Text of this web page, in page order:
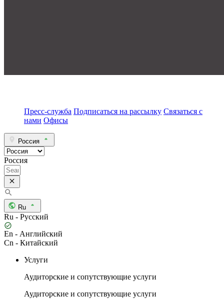
Пресс-служба Подписаться на рассылку Связаться с
нами Офисы
Россия
Россия
Ru
Ru - Русский
En - Английский
Cn - Китайский
Услуги
Аудиторские и сопутствующие услуги
Аудиторские и сопутствующие услуги